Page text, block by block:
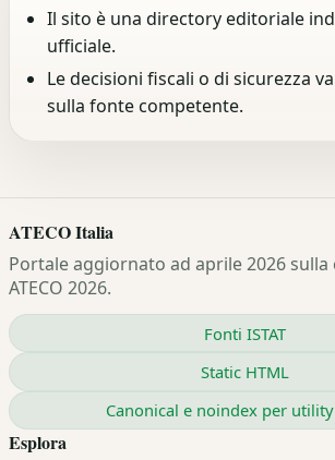
Il sito è una directory editoriale
ufficiale.
Le decisioni fiscali o di sicurezza
sulla fonte competente.
ATECO Italia
Portale aggiornato ad aprile 2026 sulla
ATECO 2026.
Fonti ISTAT
Static HTML
Canonical e noindex per
Esplora